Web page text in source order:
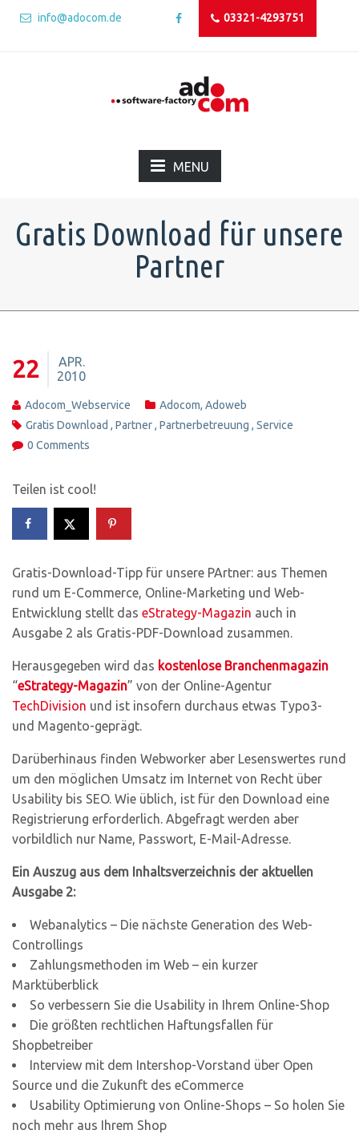
info@adocom.de 03321-4293751
MENU
Gratis Download für unsere
Partner
22
APR.
2010
Adocom_Webservice Adocom, Adoweb
Gratis Download , Partner, Partnerbetreuung , Service
0 Comments
Teilen ist cool!
Gratis-Download-Tipp für unsere PArtner: aus Themen
rund um E-Commerce, Online-Marketing und Web-
Entwicklung stellt das eStrategy-Magazin auch in
Ausgabe 2 als Gratis-PDF-Download zusammen.
Herausgegeben wird das kostenlose Branchenmagazin
“eStrategy-Magazin” von der Online-Agentur
TechDivision und ist insofern durchaus etwas Typo3-
und Magento-geprägt.
Darüberhinaus finden Webworker aber Lesenswertes rund
um den möglichen Umsatz im Internet von Recht über
Usability bis SEO. Wie üblich, ist für den Download eine
Registrierung erforderlich. Abgefragt werden aber
vorbildlich nur Name, Passwort, E-Mail-Adresse.
Ein Auszug aus dem Inhaltsverzeichnis der aktuellen
Ausgabe 2:
Webanalytics – Die nächste Generation des Web-
Controllings
Zahlungsmethoden im Web – ein kurzer
Marktüberblick
So verbessern Sie die Usability in Ihrem Online-Shop
Die größten rechtlichen Haftungsfallen für
Shopbetreiber
Interview mit dem Intershop-Vorstand über Open
Source und die Zukunft des eCommerce
Usability Optimierung von Online-Shops – So holen Sie
noch mehr aus Ihrem Shop